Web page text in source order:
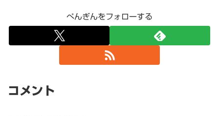
ぺんぎんをフォローする
コメント